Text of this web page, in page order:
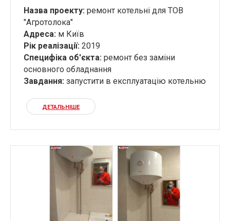
Назва проекту: ремонт котельні для ТОВ
"Агротолока"
Адреса: м Київ
Рік реалізації: 2019
Специфіка об'єкта: ремонт без заміни
основного обладнання
Завдання: запустити в експлуатацію котельню
ДЕТАЛЬНІШЕ